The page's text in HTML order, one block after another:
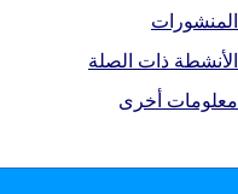
المنشورات
الأنشطة ذات الصلة
معلومات أخرى